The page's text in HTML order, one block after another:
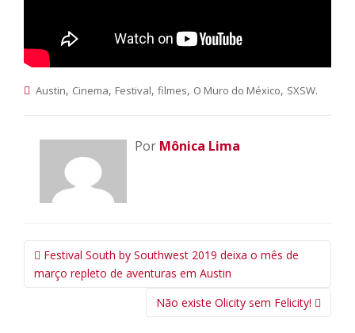
Austin, Cinema, Festival, filmes, O Muro do México, SXSW.
Por Mônica Lima
Navegação
da
Festival South by Southwest 2019 deixa o mês de
março repleto de aventuras em Austin
Não existe Olicity sem Felicity!